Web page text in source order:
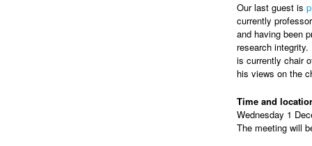
Our last guest is
currently
and having been
research
is currently chair
his views on the
Time and
Wednesday 1
The meeting will